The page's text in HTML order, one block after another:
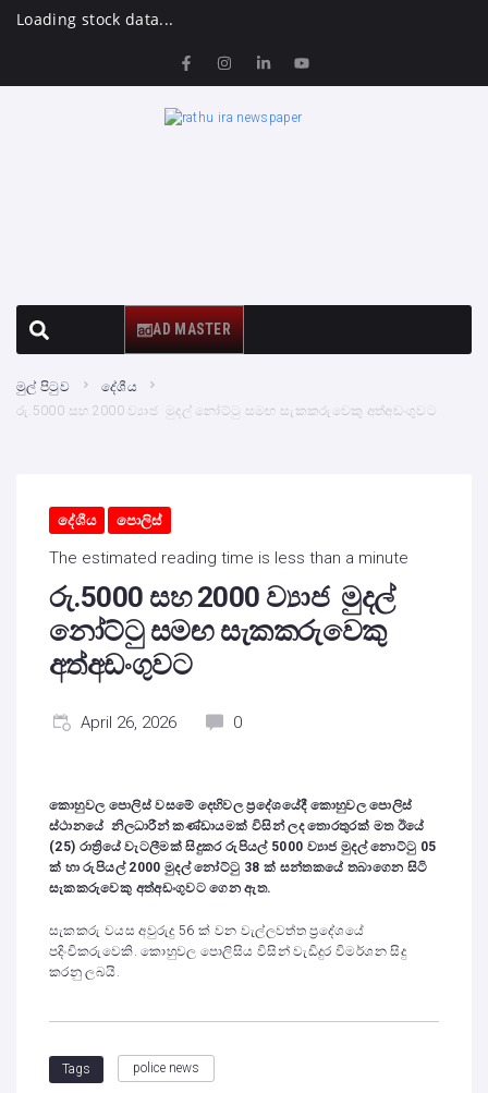
Loading stock data...
AD MASTER
මුල් පිටුව
දේශීය
රු.5000 සහ 2000 ව්‍යාජ මුදල් නෝට්ටු සමඟ සැකකරුවෙකු අත්අඩංගුවට
දේශීය පොලිස්
The estimated reading time is less than a minute
රු.5000 සහ 2000 ව්‍යාජ මුදල්
නෝට්ටු සමඟ සැකකරුවෙකු
අත්අඩංගුවට
April 26, 2026 0
කොහුවල පොලිස් වසමේ දෙහිවල ප්‍රදේශයේදී කොහුවල පොලිස්
ස්ථානයේ නිලධාරීන් කණ්ඩායමක් විසින් ලද තොරතුරක් මත ඊයේ
(25) රාත්‍රියේ වැටලීමක් සිදුකර රුපියල් 5000 ව්‍යාජ මුදල් නොට්ටු 05
ක් හා රුපියල් 2000 මුදල් නෝට්ටු 38 ක් සන්තකයේ තබාගෙන සිටි
සැකකරුවෙකු අත්අඩංගුවට ගෙන ඇත.
සැකකරු වයස අවුරුදු 56 ක් වන වැල්ලවත්ත ප්‍රදේශයේ
පදිංචිකරුවෙකි. කොහුවල පොලිසිය විසින් වැඩිදුර විමර්ශන සිදු
කරනු ලබයි.
Tags police news